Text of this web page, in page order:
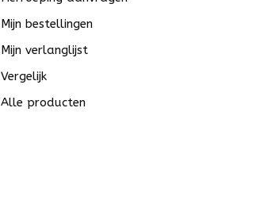
Mijn bestellingen
Mijn verlanglijst
Vergelijk
Alle producten